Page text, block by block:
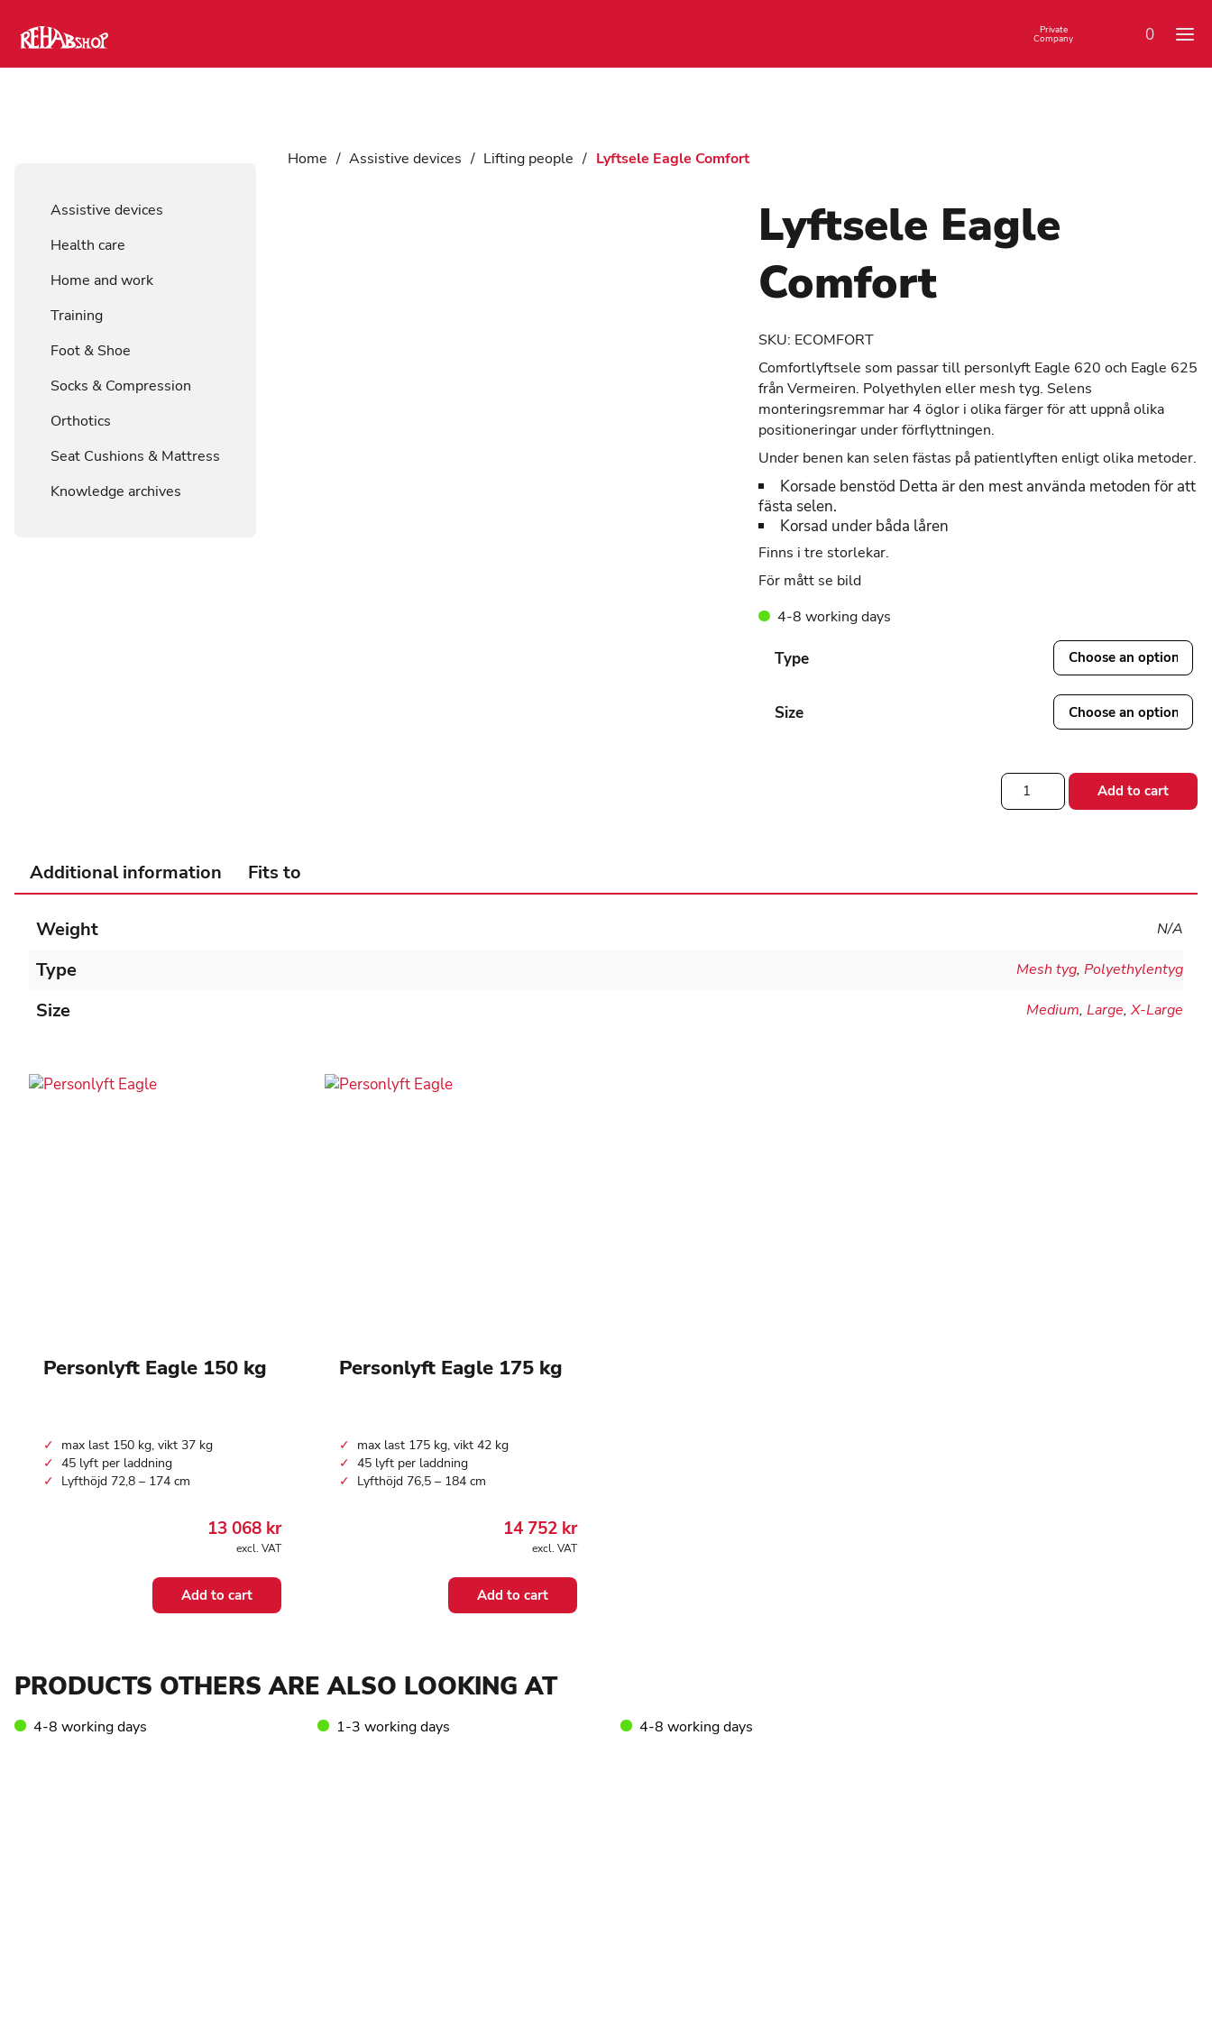
0
Private
Company
Assistive devices
Health care
Home and work
Training
Foot & Shoe
Socks & Compression
Orthotics
Seat Cushions & Mattress
Knowledge archives
Home / Assistive devices / Lifting people / Lyftsele Eagle Comfort
Lyftsele Eagle
Comfort
SKU: ECOMFORT
Comfortlyftsele som passar till personlyft Eagle 620 och Eagle 625
från Vermeiren. Polyethylen eller mesh tyg. Selens
monteringsremmar har 4 öglor i olika färger för att uppnå olika
positioneringar under förflyttningen.
Under benen kan selen fästas på patientlyften enligt olika metoder.
Korsade benstöd Detta är den mest använda metoden för att
fästa selen.
Korsad under båda låren
Finns i tre storlekar.
För mått se bild
4-8 working days
Type
Size
Lyftsele
Eagle
Comfort
Add to cart
Additional information Fits to
Weight N/A
Type Mesh tyg, Polyethylentyg
Size Medium, Large,X-Large
Personlyft Eagle 150 kg
max last 150 kg, vikt 37 kg
45 lyft per laddning
Lyfthöjd 72,8 – 174 cm
13 068 kr
excl. VAT
Add to cart
Personlyft Eagle 175 kg
max last 175 kg, vikt 42 kg
45 lyft per laddning
Lyfthöjd 76,5 – 184 cm
14 752 kr
excl. VAT
Add to cart
PRODUCTS OTHERS ARE ALSO LOOKING AT
4-8 working days 1-3 working days 4-8 working days